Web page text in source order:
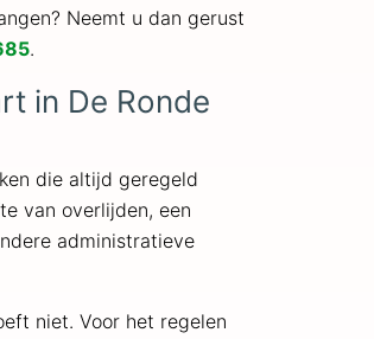
Neemt u dan gerust
.
in De Ronde
die altijd geregeld
van overlijden, een
administratieve
niet. Voor het regelen